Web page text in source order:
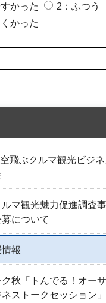
かった
2：ふつう
かった
飛ぶクルマ観光ビジ
ルマ観光魅力促進調査
について
報
ク秋「トんでる！オー
ストークセッション